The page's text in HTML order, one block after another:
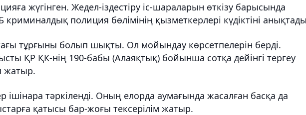
жүгінген. Жедел-іздестіру іс-шараларын өткізу барысында
полиция бөлімінің қызметкерлері күдіктіні
тұрғыны болып шықты. Ол мойындау көрсетпелерін берді.
ҚР ҚК-нің 190-бабы (Алаяқтық) бойынша сотқа дейінгі тергеу
жатыр.
ішінара тәркіленді. Оның елорда аумағында жасалған басқа да
қатысы бар-жоғы тексерілім жатыр.